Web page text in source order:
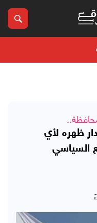
ظهره لأي
السياسي